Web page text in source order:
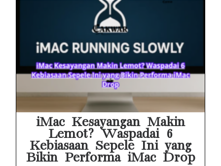
iMac Kesayangan Makin
Lemot? Waspadai 6
Kebiasaan Sepele Ini yang
Bikin Performa iMac Drop